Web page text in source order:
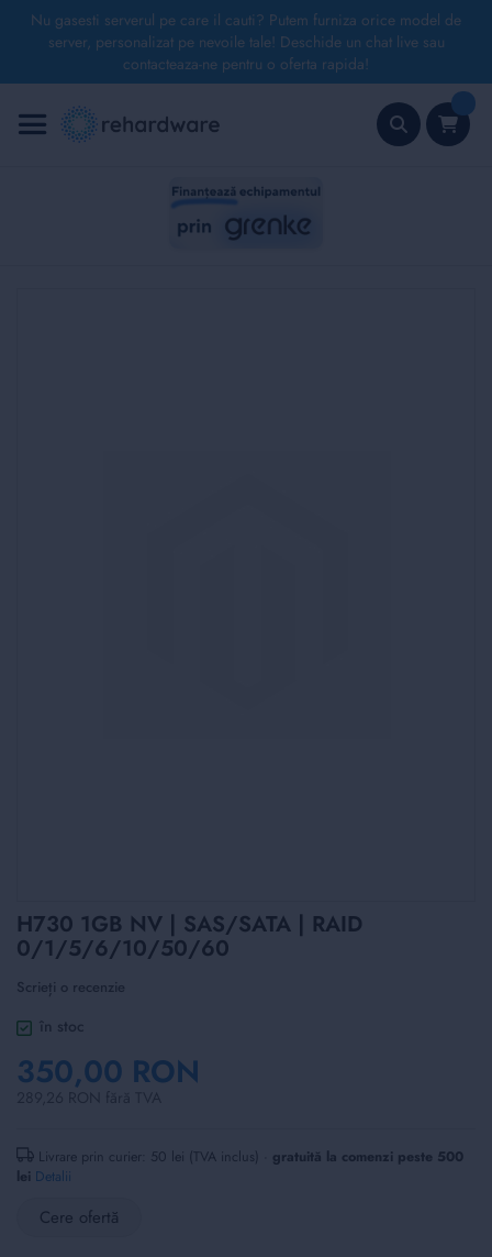
Nu gasesti serverul pe care il cauti? Putem furniza orice model de
server, personalizat pe nevoile tale! Deschide un chat live sau
contacteaza-ne pentru o oferta rapida!
la
Conținut
Skip
to
the
beginning
of
the
images
gallery
H730 1GB NV | SAS/SATA | RAID
0/1/5/6/10/50/60
Scrieți o recenzie
în stoc
350,00 RON
Livrare prin curier: 50 lei (TVA inclus) · gratuită la comenzi peste 500
lei Detalii
Cere ofertă